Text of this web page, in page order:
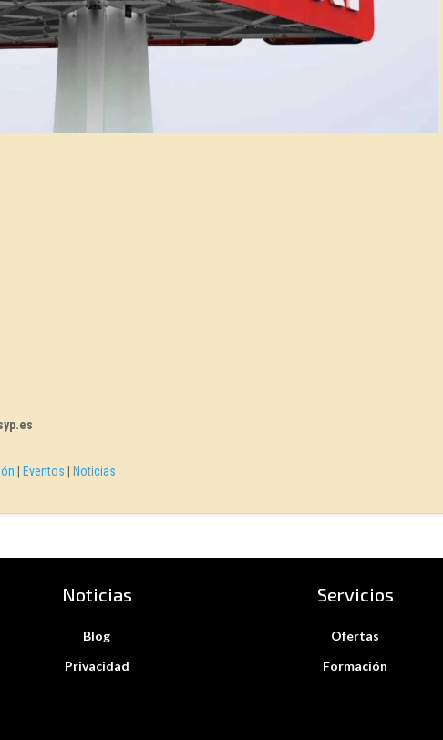
|Eventos |Noticias
Noticias
Blog
Privacidad
Servicios
Ofertas
Formación